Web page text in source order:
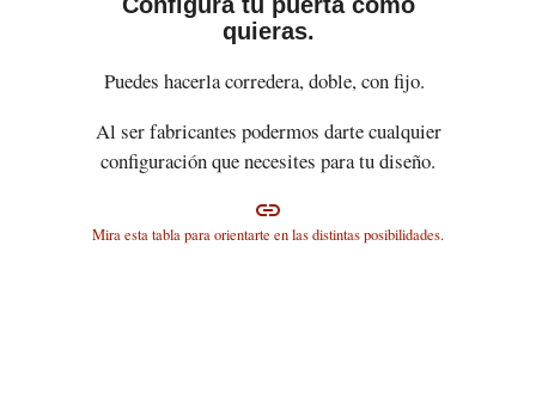
quieras.
Puedes hacerla corredera, doble, con fijo.
Al ser fabricantes podermos darte cualquier
configuración que necesites para tu diseño.
link
Mira esta tabla para orientarte en las distintas posibilidades.